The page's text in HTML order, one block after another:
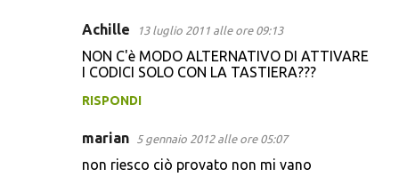
Achille 13 luglio 2011 alle ore 09:13
NON C'è MODO ALTERNATIVO DI ATTIVARE
I CODICI SOLO CON LA TASTIERA???
RISPONDI
marian 5 gennaio 2012 alle ore 05:07
non riesco ciò provato non mi vano